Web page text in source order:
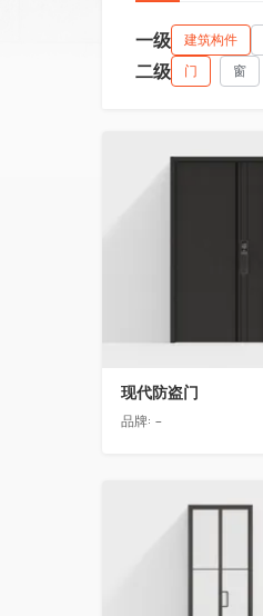
一级 建筑构件
二级 门 窗
收藏
现代防盗门
品牌: -